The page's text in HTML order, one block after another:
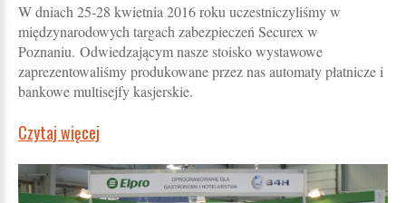
W dniach 25-28 kwietnia 2016 roku uczestniczyliśmy w
międzynarodowych targach zabezpieczeń Securex w
Poznaniu. Odwiedzającym nasze stoisko wystawowe
zaprezentowaliśmy produkowane przez nas automaty płatnicze i
bankowe multisejfy kasjerskie.
Czytaj więcej